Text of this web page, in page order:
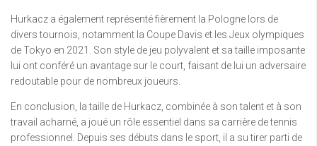
Hurkacz a également représenté fièrement la Pologne lors de
divers tournois, notamment la Coupe Davis et les Jeux olympiques
de Tokyo en 2021. Son style de jeu polyvalent et sa taille imposante
lui ont conféré un avantage sur le court, faisant de lui un adversaire
redoutable pour de nombreux joueurs.
En conclusion, la taille de Hurkacz, combinée à son talent et à son
travail acharné, a joué un rôle essentiel dans sa carrière de tennis
professionnel. Depuis ses débuts dans le sport, il a su tirer parti de